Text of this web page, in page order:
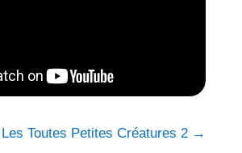
Les Toutes Petites Créatures 2 →